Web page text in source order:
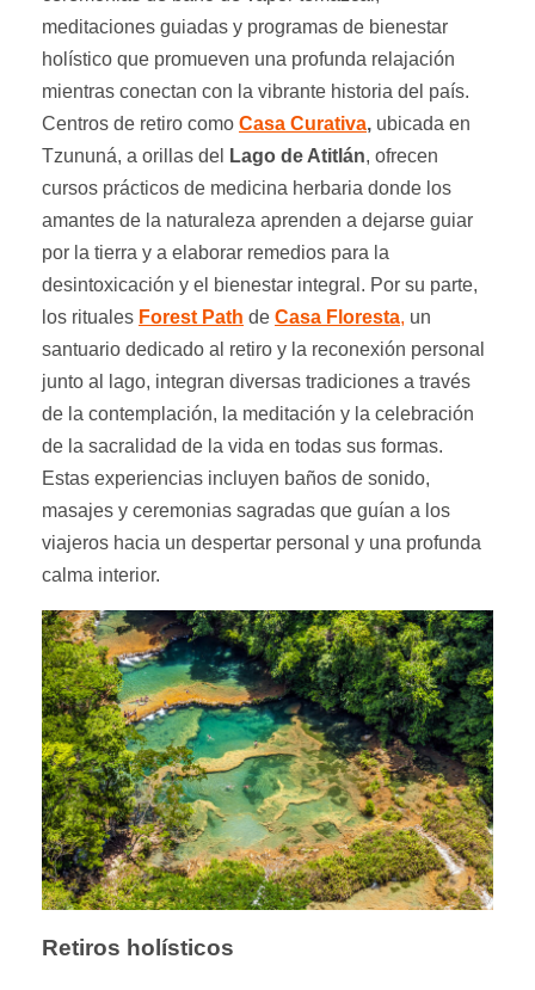
meditaciones guiadas y programas de bienestar
holístico que promueven una profunda relajación
mientras conectan con la vibrante historia del país.
Centros de retiro como Casa Curativa, ubicada en
Tzununá, a orillas del
Lago de Atitlán, ofrecen
cursos prácticos de medicina herbaria donde los
amantes de la naturaleza aprenden a dejarse guiar
por la tierra y a elaborar remedios para la
desintoxicación y el bienestar integral. Por su parte,
los rituales Forest Path de Casa Floresta, un
santuario dedicado al retiro y la reconexión personal
junto al lago, integran diversas tradiciones a través
de la contemplación, la meditación y la celebración
de la sacralidad de la vida en todas sus formas.
Estas experiencias incluyen baños de sonido,
masajes y ceremonias sagradas que guían a los
viajeros hacia un despertar personal y una profunda
calma interior.
Retiros holísticos